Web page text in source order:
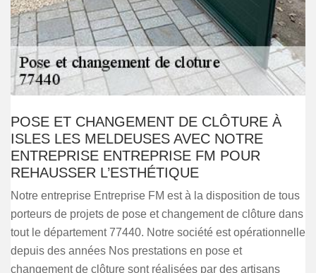
POSE ET CHANGEMENT DE CLÔTURE À
ISLES LES MELDEUSES AVEC NOTRE
ENTREPRISE ENTREPRISE FM POUR
REHAUSSER L’ESTHÉTIQUE
Notre entreprise Entreprise FM est à la disposition de tous
porteurs de projets de pose et changement de clôture dans
tout le département 77440. Notre société est opérationnelle
depuis des années Nos prestations en pose et
changement de clôture sont réalisées par des artisans